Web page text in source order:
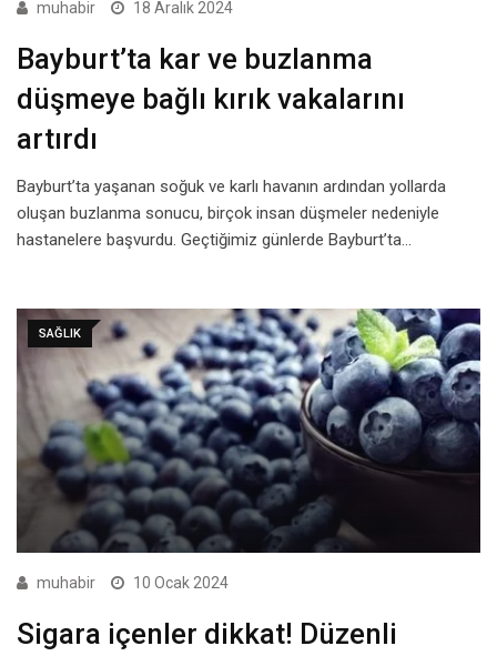
muhabir 18 Aralık 2024
Bayburt’ta kar ve buzlanma
düşmeye bağlı kırık vakalarını
artırdı
Bayburt’ta yaşanan soğuk ve karlı havanın ardından yollarda
oluşan buzlanma sonucu, birçok insan düşmeler nedeniyle
hastanelere başvurdu. Geçtiğimiz günlerde Bayburt’ta…
SAĞLIK
muhabir 10 Ocak 2024
Sigara içenler dikkat! Düzenli